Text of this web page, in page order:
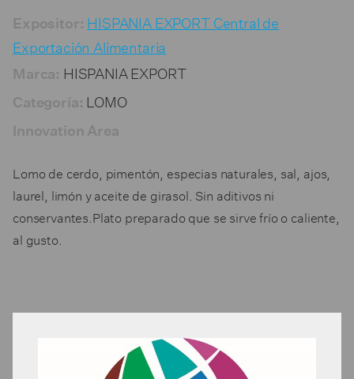
Expositor: HISPANIA EXPORT Central de
Exportación Alimentaria
Marca: HISPANIA EXPORT
Categoría: LOMO
Innovation Area
Lomo de cerdo, pimentón, especias naturales, sal, ajos,
laurel, limón y aceite de girasol. Sin aditivos ni
conservantes.Plato preparado que se sirve frío o caliente,
al gusto.